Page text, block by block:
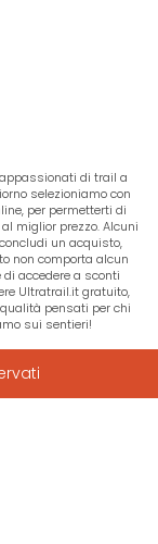
di trail a
selezioniamo con
per permetterti di
miglior prezzo. Alcuni
un acquisto,
non comporta alcun
accedere a sconti
Ultratrail.it gratuito,
pensati per chi
sui sentieri!